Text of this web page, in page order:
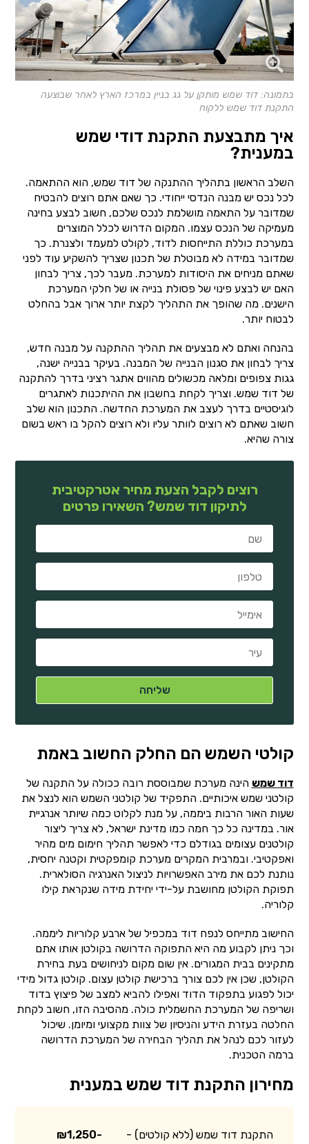
בתמונה: דוד שמש מותקן על גג בניין במרכז הארץ לאחר שבוצעה
התקנת דוד שמש ללקוח
איך מתבצעת התקנת דודי שמש
במענית?
השלב הראשון בתהליך ההתנקה של דוד שמש, הוא ההתאמה.
לכל נכס יש מבנה הנדסי ייחודי. כך שאם אתם רוצים להבטיח
שמדובר על התאמה מושלמת לנכס שלכם, חשוב לבצע בחינה
מעמיקה של הנכס עצמו. המקום הדרוש לכלל המוצרים
במערכת כוללת התייחסות לדוד, לקולט למעמד ולצנרת. כך
שמדובר במידה לא מבוטלת של תכנון שצריך להשקיע עוד לפני
שאתם מניחים את היסודות למערכת. מעבר לכך, צריך לבחון
האם יש לבצע פינוי של פסולת בנייה או של חלקי המערכת
הישנים. מה שהופך את התהליך לקצת יותר ארוך אבל בהחלט
לבטוח יותר.
בהנחה ואתם לא מבצעים את תהליך ההתקנה על מבנה חדש,
צריך לבחון את סגנון הבנייה של המבנה. בעיקר בבנייה ישנה,
גגות צפופים ומלאה מכשולים מהווים אתגר רציני בדרך להתקנה
של דוד שמש. וצריך לקחת בחשבון את ההיתכנות לאתגרים
לוגיסטיים בדרך לעצב את המערכת החדשה. התכנון הוא שלב
חשוב שאתם לא רוצים לוותר עליו ולא רוצים להקל בו ראש בשום
צורה שהיא.
רוצים לקבל הצעת מחיר אטרקטיבית
לתיקון דוד שמש? השאירו פרטים
קולטי השמש הם החלק החשוב באמת
דוד שמש הינה מערכת שמבוססת רובה ככולה על התקנה של
קולטני שמש איכותיים. התפקיד של קולטני השמש הוא לנצל את
שעות האור הרבות ביממה, על מנת לקלוט כמה שיותר אנרגיית
אור. במדינה כל כך חמה כמו מדינת ישראל, לא צריך ליצור
קולטנים עצומים בגודלם כדי לאפשר תהליך חימום מים מהיר
ואפקטיבי. ובמרבית המקרים מערכת קומפקטית וקטנה יחסית,
נותנת לכם את מירב האפשרויות לניצול האנרגיה הסולארית.
תפוקת הקולטן מחושבת על-ידי יחידת מידה שנקראת קילו
קלוריה.
החישוב מתייחס לנפח דוד במכפיל של ארבע קלוריות ליממה.
וכך ניתן לקבוע מה היא התפוקה הדרושה בקולטן אותו אתם
מתקינים בבית המגורים. אין שום מקום לניחושים בעת בחירת
הקולטן, שכן אין לכם צורך ברכישת קולטן עצום. קולטן גדול מידי
יכול לפגוע בתפקוד הדוד ואפילו להביא למצב של פיצוץ בדוד
ושריפה של המערכת החשמלית כולה. מהסיבה הזו, חשוב לקחת
החלטה בעזרת הידע והניסיון של צוות מקצועי ומיומן. שיכול
לעזור לכם לנהל את תהליך הבחירה של המערכת הדרושה
ברמה הטכנית.
מחירון התקנת דוד שמש במענית
התקנת דוד שמש (ללא קולטים) -
₪1,250-